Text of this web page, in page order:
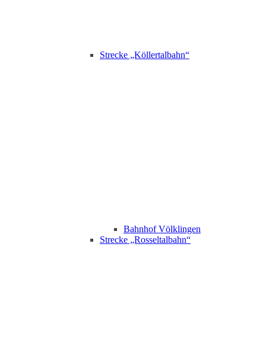
Strecke „Köllertalbahn“
Bahnhof Völklingen
Strecke „Rosseltalbahn“